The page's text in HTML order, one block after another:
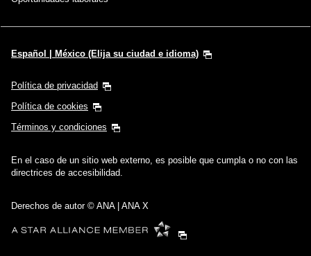
Español | México (Elija su ciudad e idioma)
Política de privacidad
Política de cookies
Términos y condiciones
En el caso de un sitio web externo, es posible que cumpla o no con las
directrices de accesibilidad.
Derechos de autor © ANA | ANA X